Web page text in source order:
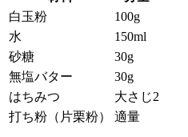
白玉粉
100g
水
150ml
砂糖
30g
無塩バター
30g
はちみつ
大さじ2
打ち粉（片栗粉）
適量